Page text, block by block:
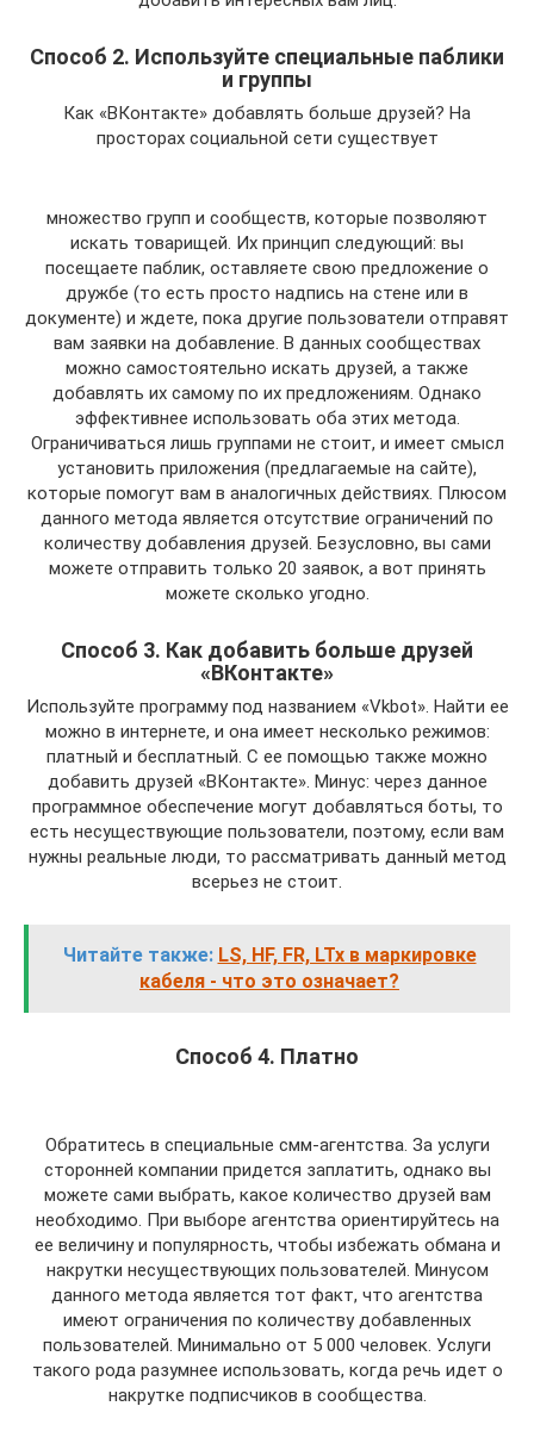
Способ 2. Используйте специальные паблики
и группы
Как «ВКонтакте» добавлять больше друзей? На
просторах социальной сети существует
множество групп и сообществ, которые позволяют
искать товарищей. Их принцип следующий: вы
посещаете паблик, оставляете свою предложение о
дружбе (то есть просто надпись на стене или в
документе) и ждете, пока другие пользователи отправят
вам заявки на добавление. В данных сообществах
можно самостоятельно искать друзей, а также
добавлять их самому по их предложениям. Однако
эффективнее использовать оба этих метода.
Ограничиваться лишь группами не стоит, и имеет смысл
установить приложения (предлагаемые на сайте),
которые помогут вам в аналогичных действиях. Плюсом
данного метода является отсутствие ограничений по
количеству добавления друзей. Безусловно, вы сами
можете отправить только 20 заявок, а вот принять
можете сколько угодно.
Способ 3. Как добавить больше друзей
«ВКонтакте»
Используйте программу под названием «Vkbot». Найти ее
можно в интернете, и она имеет несколько режимов:
платный и бесплатный. С ее помощью также можно
добавить друзей «ВКонтакте». Минус: через данное
программное обеспечение могут добавляться боты, то
есть несуществующие пользователи, поэтому, если вам
нужны реальные люди, то рассматривать данный метод
всерьез не стоит.
Читайте также: LS, HF, FR, LTx в маркировке
кабеля - что это означает?
Способ 4. Платно
Обратитесь в специальные смм-агентства. За услуги
сторонней компании придется заплатить, однако вы
можете сами выбрать, какое количество друзей вам
необходимо. При выборе агентства ориентируйтесь на
ее величину и популярность, чтобы избежать обмана и
накрутки несуществующих пользователей. Минусом
данного метода является тот факт, что агентства
имеют ограничения по количеству добавленных
пользователей. Минимально от 5 000 человек. Услуги
такого рода разумнее использовать, когда речь идет о
накрутке подписчиков в сообщества.